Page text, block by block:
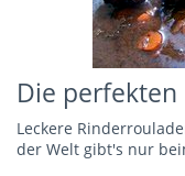
Die perfekten
Leckere
der Welt gibt's nur